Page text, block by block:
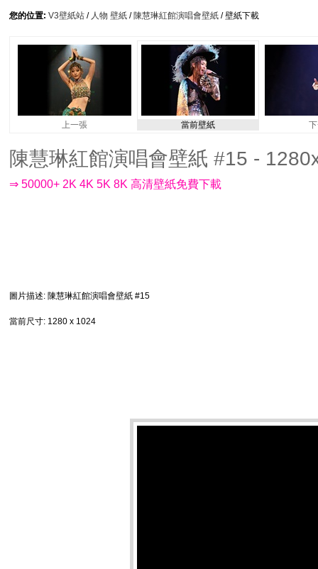
您的位置: V3壁紙站 / 人物 壁紙 / 陳慧琳紅館演唱會壁紙 / 壁紙下載
上一張 當前壁紙
陳慧琳紅館演唱會壁紙 #15 -
⇒ 50000+ 2K 4K 5K 8K 高清壁紙免費下載
圖片描述: 陳慧琳紅館演唱會壁紙 #15
當前尺寸: 1280 x 1024